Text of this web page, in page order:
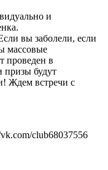
и
вы заболели, если
массовые
проведен в
призы будут
Ждем встречи с
club68037556